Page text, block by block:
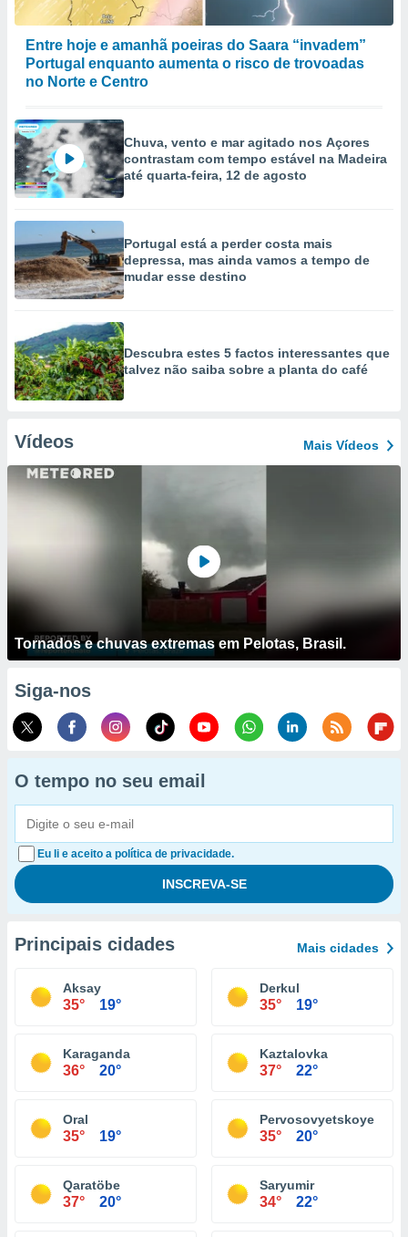
Entre hoje e amanhã poeiras do Saara “invadem”
Portugal enquanto aumenta o risco de trovoadas
no Norte e Centro
Chuva, vento e mar agitado nos Açores
contrastam com tempo estável na Madeira
até quarta-feira, 12 de agosto
Portugal está a perder costa mais
depressa, mas ainda vamos a tempo de
mudar esse destino
Descubra estes 5 factos interessantes que
talvez não saiba sobre a planta do café
Vídeos Mais Vídeos
Tornados e chuvas extremas em Pelotas, Brasil.
Siga-nos
O tempo no seu email
Eu li e aceito a política de privacidade.
Principais cidades Mais cidades
Aksay
35° 19°
Derkul
35° 19°
Karaganda
36° 20°
Kaztalovka
37° 22°
Oral
35° 19°
Pervosovyetskoye
35° 20°
Qaratöbe
37° 20°
Saryumir
34° 22°